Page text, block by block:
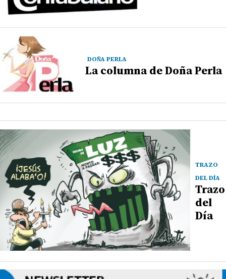
DOÑA PERLA
La columna de Doña Perla
TRAZO
DEL DÍA
Trazo
del
Día